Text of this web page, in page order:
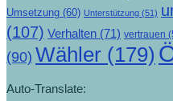
Umsetzung (60) Unterstützung (51)
(107) Verhalten (71) vertrauen
(90) Wähler (179)
Auto-Translate: